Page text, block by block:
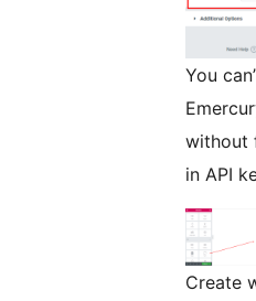
You
without
in API
Create